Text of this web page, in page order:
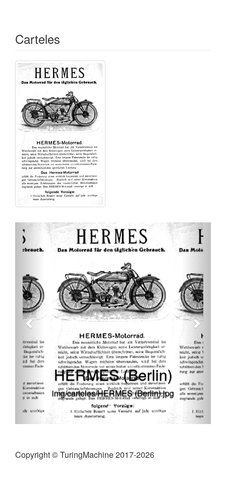
Carteles
HERMES (Berlin)
img/carteles/HERMES (Berlin).jpg
Copyright © TuringMachine 2017-2026